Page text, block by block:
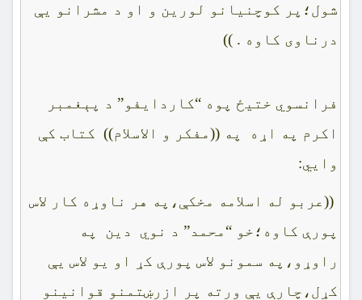
شول؛پر کوچنيانو لورين و او د مشرانو يې
درناوى کاوه . ))
فرانسوي ختيځ پوه “کاردايفو” د پېغمبر
اکرم په اړه په ((مفکر و الاسلام)) کتاب کې
وايي:
((عربو له اسلامه مخکې،په هر ناوړه کار لاس
پورې کاوه؛خو “محمد” د نوي دين په
راوړو،په سمونو لاس پورې کړ او يو لاس يې
کړل،چارې يې ورته پر ازرښتمنو قوانينو